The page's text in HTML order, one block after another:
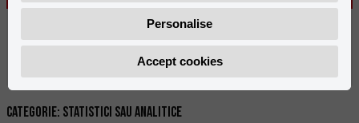
gdprcookienotice rieju.es 30 zile
salvează
Categorie: Statistici sau Analitice
Personalise
Accept cookies